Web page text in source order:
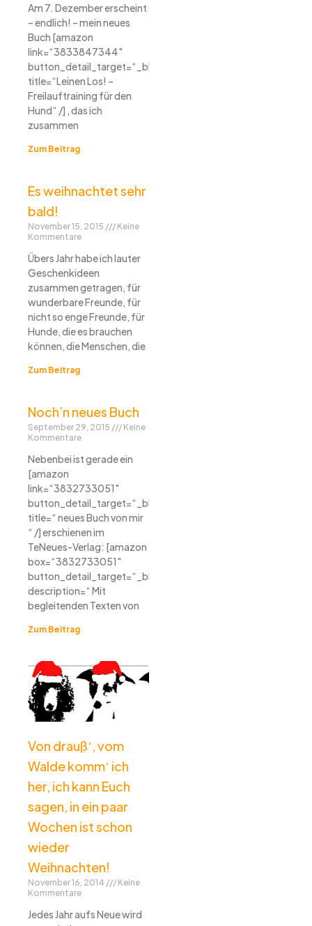
Am 7. Dezember erscheint
– endlich! – mein neues
Buch [amazon
link=“3833847344″
button_detail_target=“_blank“
title=“Leinen Los! –
Freilauftraining für den
Hund“ /] , das ich
zusammen
Zum Beitrag
Es weihnachtet sehr
bald!
November 15, 2015
Keine
Kommentare
Übers Jahr habe ich lauter
Geschenkideen
zusammen getragen, für
wunderbare Freunde, für
nicht so enge Freunde, für
Hunde, die es brauchen
können, die Menschen, die
Zum Beitrag
Noch’n neues Buch
September 29, 2015
Keine
Kommentare
Nebenbei ist gerade ein
[amazon
link=“3832733051″
button_detail_target=“_blank“
title=“ neues Buch von mir
“ /] erschienen im
TeNeues-Verlag: [amazon
box=“3832733051″
button_detail_target=“_blank“
description=“ Mit
begleitenden Texten von
Zum Beitrag
Von drauß‘, vom
Walde komm‘ ich
her, ich kann Euch
sagen, in ein paar
Wochen ist schon
wieder
Weihnachten!
November 16, 2014
Keine
Kommentare
Jedes Jahr aufs Neue wird